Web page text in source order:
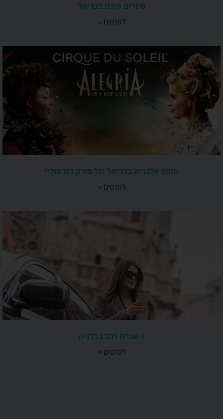
סיורים חינם בבריסל
לפרטים »
מופע אלגריה בבריסל של סירק דה סוליי
לפרטים »
השכרת רכב בבלגיה
לפרטים »